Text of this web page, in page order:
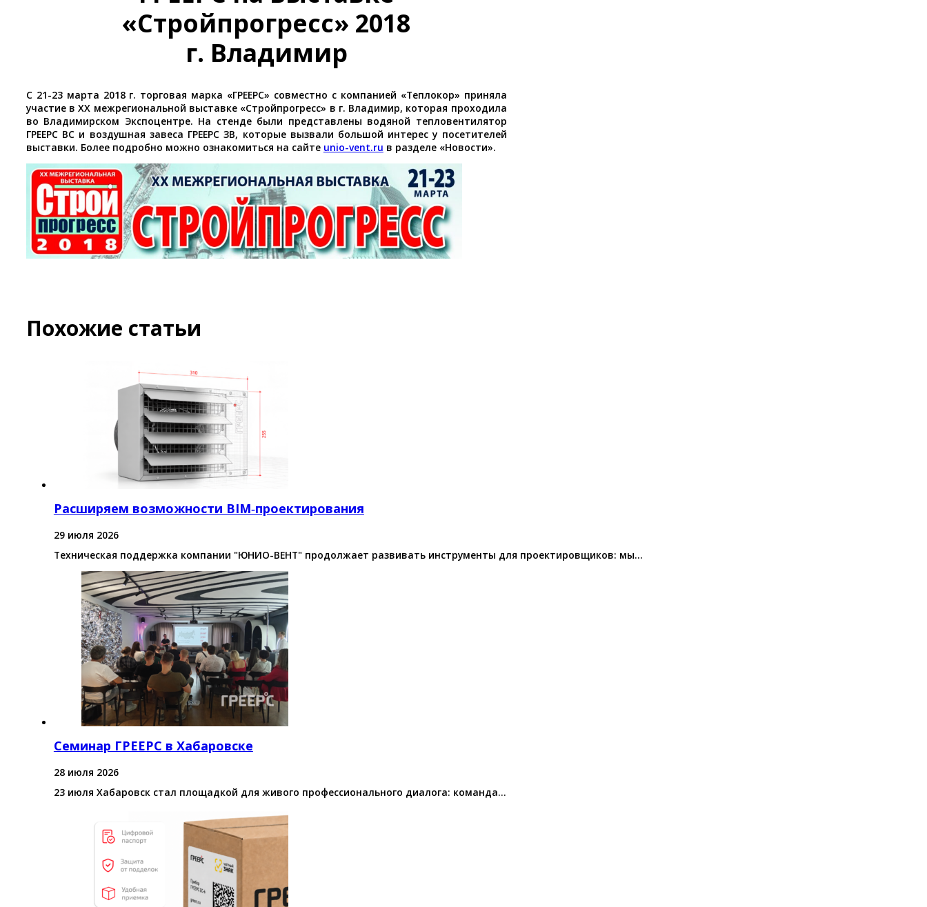
«Стройпрогресс» 2018
г. Владимир
С 21-23 марта 2018 г. торговая марка «ГРЕЕРС» совместно с компанией «Теплокор» приняла
участие в XX межрегиональной выставке «Стройпрогресс» в г. Владимир, которая проходила
во Владимирском Экспоцентре. На стенде были представлены водяной тепловентилятор
ГРЕЕРС ВС и воздушная завеса ГРЕЕРС ЗВ, которые вызвали большой интерес у посетителей
выставки. Более подробно можно ознакомиться на сайте unio-vent.ru в разделе «Новости».
Похожие статьи
Расширяем возможности BIM‑проектирования
29 июля 2026
Техническая поддержка компании "ЮНИО-ВЕНТ" продолжает развивать инструменты для проектировщиков: мы…
Семинар ГРЕЕРС в Хабаровске
28 июля 2026
23 июля Хабаровск стал площадкой для живого профессионального диалога: команда…